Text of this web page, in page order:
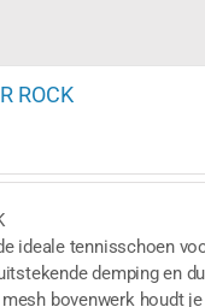
ROCK
ideale tennisschoen
demping en
bovenwerk houdt